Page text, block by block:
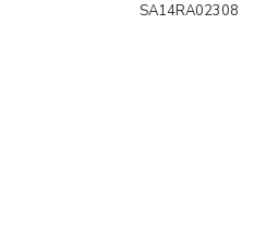
SA14RA02308